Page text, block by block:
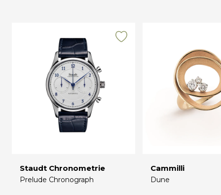
Staudt Chronometrie
Prelude Chronograph
Cammilli
Dune